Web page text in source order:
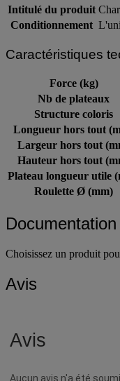
Intitulé du produit
Conditionnement
Caractéristiques
Force (kg)
Nb de plateaux
Structure coloris
Longueur hors tout
Largeur hors tout
Hauteur hors tout
Plateau longueur utile
Roulette Ø (mm)
Documentation
Choisissez un produit
Avis